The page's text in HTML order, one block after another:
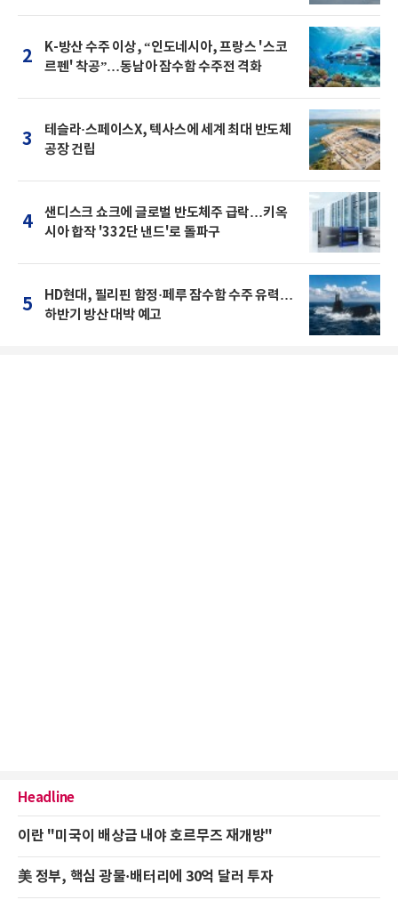
2
K-방산 수주 이상, “인도네시아, 프랑스 '스코
르펜' 착공”…동남아 잠수함 수주전 격화
3
테슬라·스페이스X, 텍사스에 세계 최대 반도체
공장 건립
4
샌디스크 쇼크에 글로벌 반도체주 급락…키옥
시아 합작 '332단 낸드'로 돌파구
5
HD현대, 필리핀 함정·페루 잠수함 수주 유력…
하반기 방산 대박 예고
Headline
이란 "미국이 배상금 내야 호르무즈 재개방"
美 정부, 핵심 광물·배터리에 30억 달러 투자